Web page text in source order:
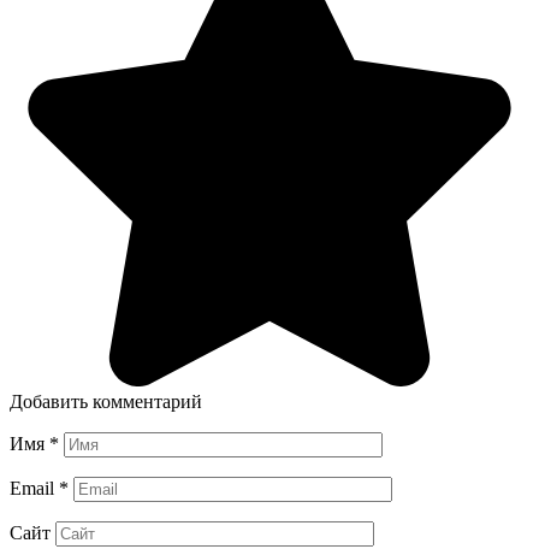
Добавить комментарий
Имя *
Email *
Сайт